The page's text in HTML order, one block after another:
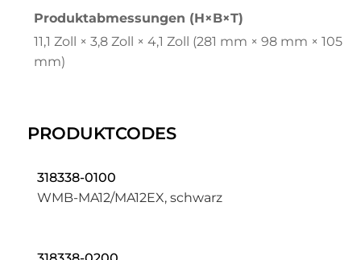
Produktabmessungen (H×B×T)
11,1 Zoll × 3,8 Zoll × 4,1 Zoll (281 mm × 98 mm × 105
mm)
PRODUKTCODES
318338-0100
WMB-MA12/MA12EX, schwarz